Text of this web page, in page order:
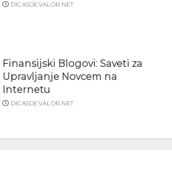
DICASDEVALOR.NET
Finansijski Blogovi: Saveti za
Upravljanje Novcem na
Internetu
DICASDEVALOR.NET